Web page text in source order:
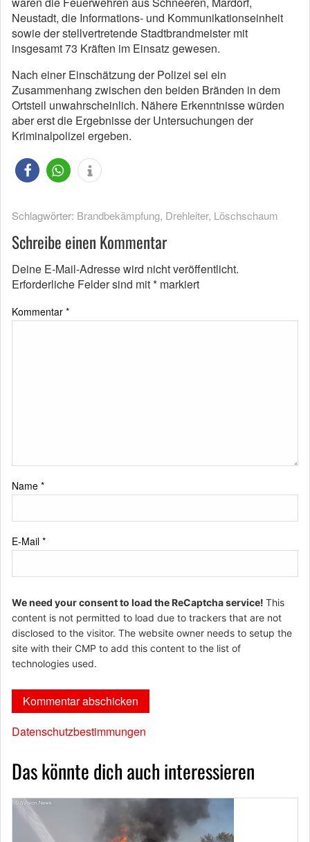
Neustadt, die Informations- und Kommunikationseinheit
sowie der stellvertretende Stadtbrandmeister mit
insgesamt 73 Kräften im Einsatz gewesen.
Nach einer Einschätzung der Polizei sei ein
Zusammenhang zwischen den beiden Bränden in dem
Ortsteil unwahrscheinlich. Nähere Erkenntnisse würden
aber erst die Ergebnisse der Untersuchungen der
Kriminalpolizei ergeben.
Schlagwörter: Brandbekämpfung, Drehleiter, Löschschaum
Schreibe einen Kommentar
Deine E-Mail-Adresse wird nicht veröffentlicht.
Erforderliche Felder sind mit* markiert
Kommentar *
Name *
E-Mail *
We need your consent to load the ReCaptcha service! This
content is not permitted to load due to trackers that are not
disclosed to the visitor. The website owner needs to setup the
site with their CMP to add this content to the list of
technologies used.
Datenschutzbestimmungen
Das könnte dich auch interessieren